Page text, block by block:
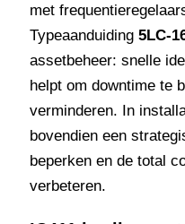
met
Typeaanduiding 5LC-
assetbeheer: snelle
helpt om downtime te
verminderen. In
bovendien een
beperken en de total
verbeteren.